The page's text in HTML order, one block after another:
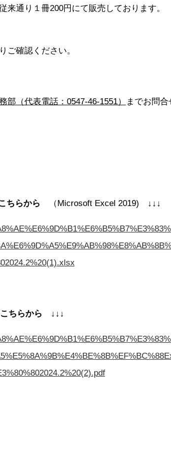
来通り１冊200円にて販売しております
ご確認ください。
部（代表電話：0547-46-1551） までお問
ちらから （Microsoft Excel 2019) ↓↓↓
ちらから ↓↓↓